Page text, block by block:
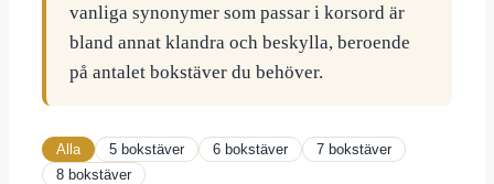
vanliga synonymer som passar i korsord är
bland annat klandra och beskylla, beroende
på antalet bokstäver du behöver.
Alla 5 bokstäver 6 bokstäver
7 bokstäver
8 bokstäver